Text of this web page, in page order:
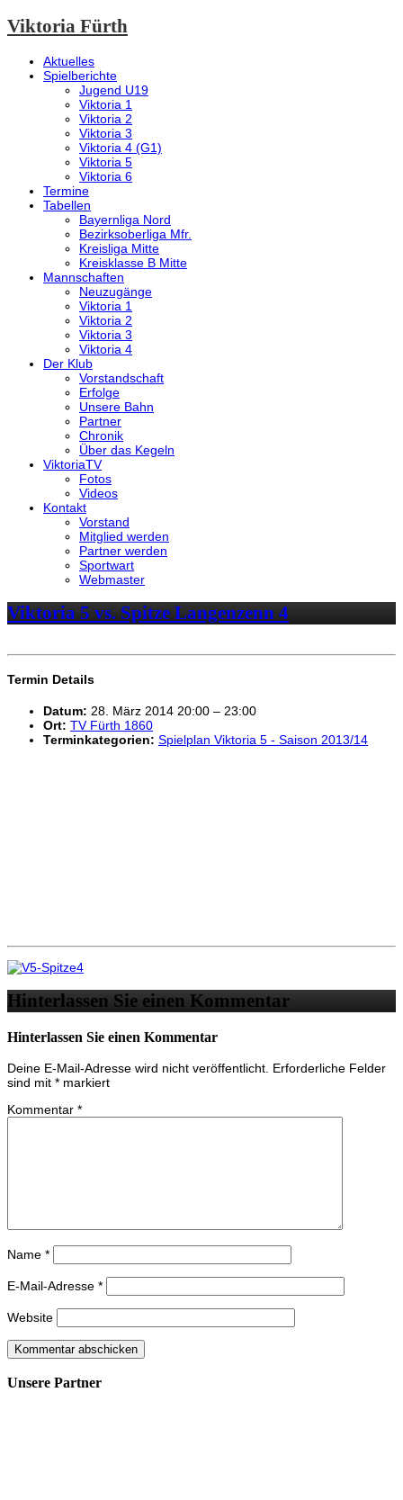
Viktoria Fürth
Aktuelles
Spielberichte
Jugend U19
Viktoria 1
Viktoria 2
Viktoria 3
Viktoria 4 (G1)
Viktoria 5
Viktoria 6
Termine
Tabellen
Bayernliga Nord
Bezirksoberliga Mfr.
Kreisliga Mitte
Kreisklasse B Mitte
Mannschaften
Neuzugänge
Viktoria 1
Viktoria 2
Viktoria 3
Viktoria 4
Der Klub
Vorstandschaft
Erfolge
Unsere Bahn
Partner
Chronik
Über das Kegeln
ViktoriaTV
Fotos
Videos
Kontakt
Vorstand
Mitglied werden
Partner werden
Sportwart
Webmaster
Viktoria 5 vs. Spitze Langenzenn 4
Termin Details
Datum: 28. März 2014 20:00 – 23:00
Ort: TV Fürth 1860
Terminkategorien: Spielplan Viktoria 5 - Saison 2013/14
Hinterlassen Sie einen Kommentar
Hinterlassen Sie einen Kommentar
Deine E-Mail-Adresse wird nicht veröffentlicht. Erforderliche Felder
sind mit * markiert
Kommentar *
Name *
E-Mail-Adresse *
Website
Unsere Partner